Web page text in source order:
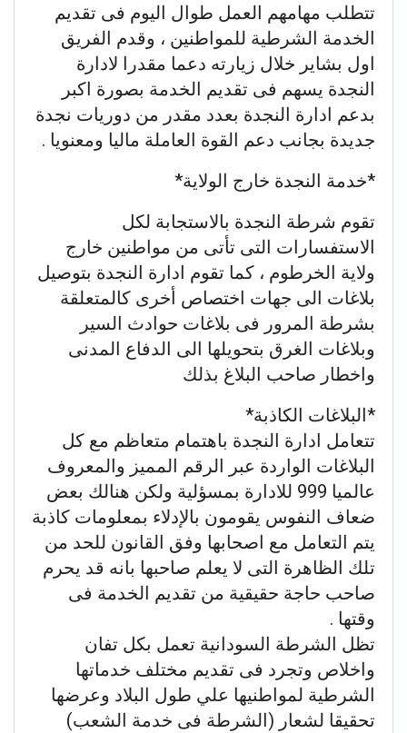
تتطلب مهامهم العمل طوال اليوم فى تقديم
الخدمة الشرطية للمواطنين ، وقدم الفريق
اول بشاير خلال زيارته دعما مقدرا لادارة
النجدة يسهم فى تقديم الخدمة بصورة اكبر
بدعم ادارة النجدة بعدد مقدر من دوريات نجدة
جديدة بجانب دعم القوة العاملة ماليا ومعنويا .
*خدمة النجدة خارج الولاية*
تقوم شرطة النجدة بالاستجابة لكل
الاستفسارات التى تأتى من مواطنين خارج
ولاية الخرطوم ، كما تقوم ادارة النجدة بتوصيل
بلاغات الى جهات اختصاص أخرى كالمتعلقة
بشرطة المرور فى بلاغات حوادث السير
وبلاغات الغرق بتحويلها الى الدفاع المدنى
واخطار صاحب البلاغ بذلك
*البلاغات الكاذبة*
تتعامل ادارة النجدة باهتمام متعاظم مع كل
البلاغات الواردة عبر الرقم المميز والمعروف
عالميا 999 للادارة بمسؤلية ولكن هنالك بعض
ضعاف النفوس يقومون بالإدلاء بمعلومات كاذبة
يتم التعامل مع اصحابها وفق القانون للحد من
تلك الظاهرة التى لا يعلم صاحبها بانه قد يحرم
صاحب حاجة حقيقية من تقديم الخدمة فى
وقتها .
تظل الشرطة السودانية تعمل بكل تفان
واخلاص وتجرد فى تقديم مختلف خدماتها
الشرطية لمواطنيها علي طول البلاد وعرضها
تحقيقا لشعار (الشرطة فى خدمة الشعب)